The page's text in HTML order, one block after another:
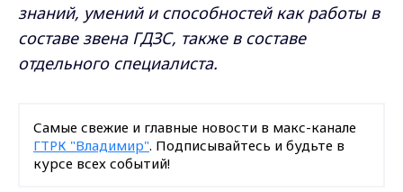
знаний, умений и способностей как работы в
составе звена ГДЗС, также в составе
отдельного специалиста.
Самые свежие и главные новости в макс-канале
ГТРК "Владимир". Подписывайтесь и будьте в
курсе всех событий!